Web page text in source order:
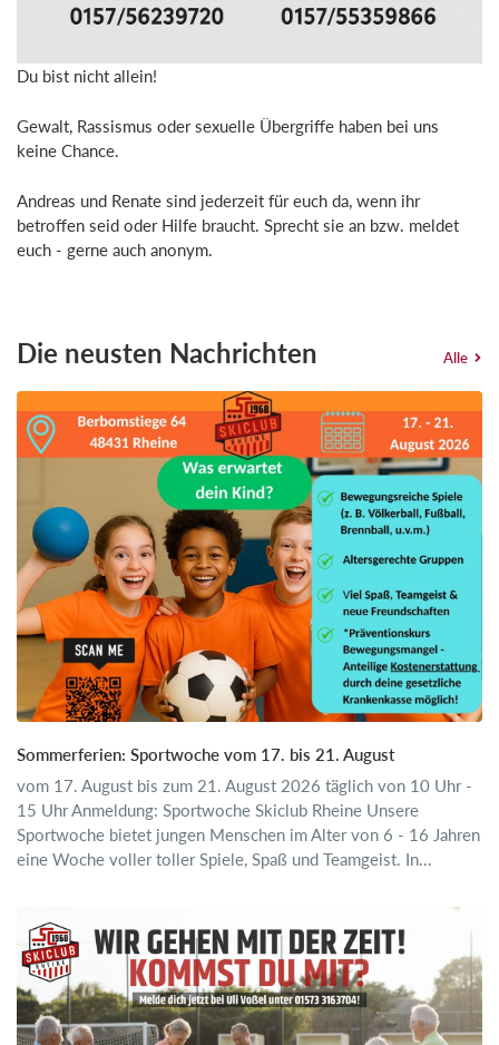
Du bist nicht allein!
Gewalt, Rassismus oder sexuelle Übergriffe haben bei uns
keine Chance.
Andreas und Renate sind jederzeit für euch da, wenn ihr
betroffen seid oder Hilfe braucht. Sprecht sie an bzw. meldet
euch - gerne auch anonym.
Die neusten Nachrichten Alle
Sommerferien: Sportwoche vom 17. bis 21. August
vom 17. August bis zum 21. August 2026 täglich von 10 Uhr -
15 Uhr Anmeldung: Sportwoche Skiclub Rheine Unsere
Sportwoche bietet jungen Menschen im Alter von 6 - 16 Jahren
eine Woche voller toller Spiele, Spaß und Teamgeist. In...